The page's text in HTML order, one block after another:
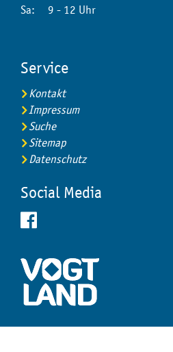
Sa:
9 - 12 Uhr
Service
Kontakt
Impressum
Suche
Sitemap
Datenschutz
Social Media